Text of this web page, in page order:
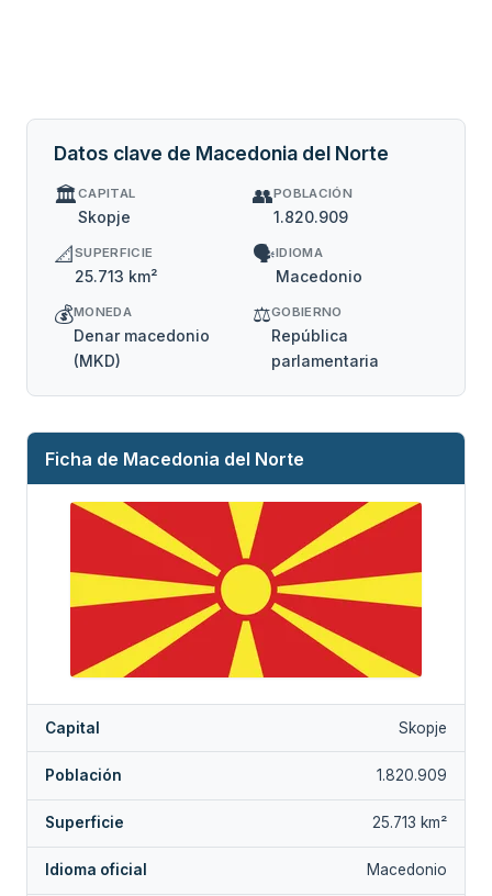
Datos clave de Macedonia del Norte
🏛️CAPITAL
Skopje
👥POBLACIÓN
1.820.909
📐SUPERFICIE
25.713 km²
🗣️IDIOMA
Macedonio
💰MONEDA
Denar macedonio
(MKD)
⚖️GOBIERNO
República
parlamentaria
Ficha de Macedonia del Norte
Capital Skopje
Población 1.820.909
Superficie 25.713 km²
Idioma oficial Macedonio